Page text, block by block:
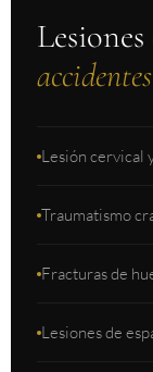
Lesión cervical
Traumatismo
Fracturas de
Lesiones de